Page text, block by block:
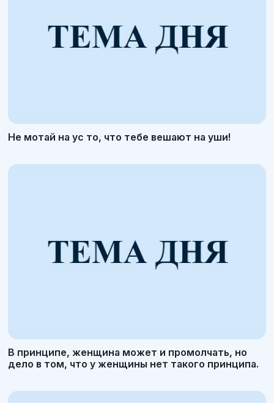
Не мотай на ус то, что тебе вешают на уши!
В принципе, женщина может и промолчать, но
дело в том, что у женщины нет такого принципа.